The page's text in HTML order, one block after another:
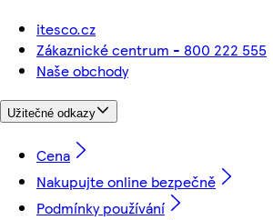
itesco.cz
Zákaznické centrum - 800 222 555
Naše obchody
Užitečné odkazy
Cena
Nakupujte online bezpečně
Podmínky používání